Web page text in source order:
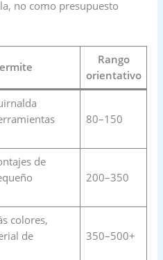
no como presupuesto
Rango
orientativo
80–150
de
200–350
colores,
de
350–500+